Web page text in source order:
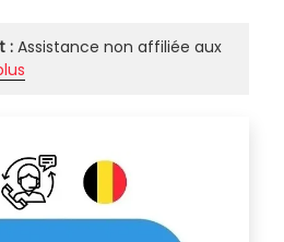
: Assistance non affiliée aux